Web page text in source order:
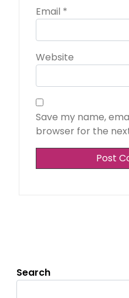
Email *
Website
Save my name,
browser for the
Search